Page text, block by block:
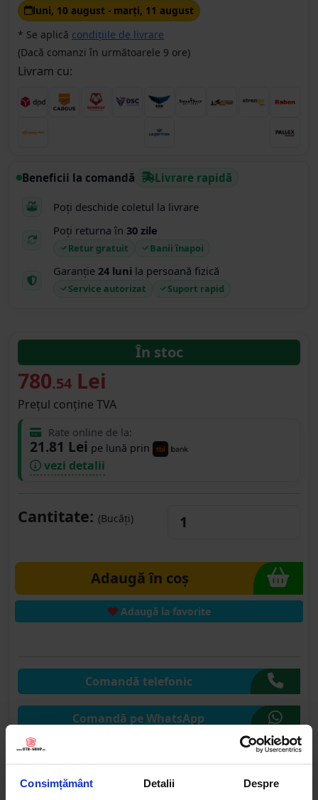
Consimțământ Detalii Despre
luni, 10 august - marţi, 11 august
* Se aplică condițiile de livrare
(Dacă comanzi în următoarele 9 ore)
Livram cu:
Beneficii la comandă Livrare rapidă
Poți deschide coletul la livrare
Poți returna în 30 zile
Retur gratuit Banii înapoi
Garanție 24 luni la persoană fizică
Service autorizat Suport rapid
În stoc
780.54 Lei
Prețul conține TVA
Rate online de la:
21.81 Lei pe lună prin
vezi detalii
Cantitate: (Bucăți)
Adaugă în coș
Adaugă la favorite
Comandă telefonic
Comandă pe WhatsApp
Solicită publicare SEAP